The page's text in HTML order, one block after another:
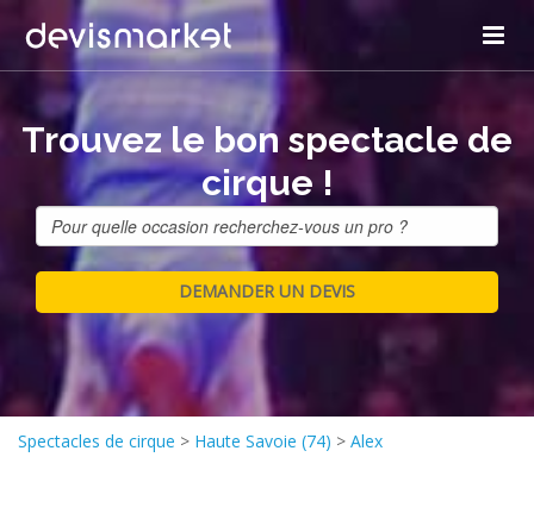
Trouvez le bon spectacle de
cirque !
Spectacles de cirque > Haute Savoie (74) > Alex